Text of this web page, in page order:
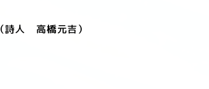
（詩人 高橋元吉）